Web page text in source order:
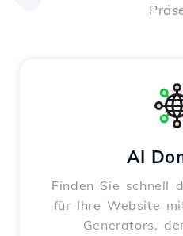
AI
Finden Sie schnell
für Ihre Website
Generators,